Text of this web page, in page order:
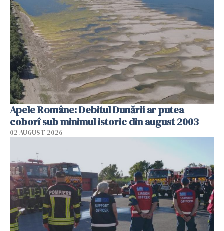
Apele Române: Debitul Dunării ar putea
coborî sub minimul istoric din august 2003
02 AUGUST 2026